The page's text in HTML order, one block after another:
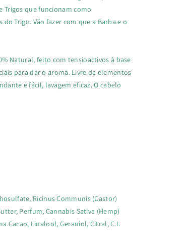
Trigos que funcionam como
Trigo. Vão fazer com que a Barba e o
Natural, feito com tensioactivos à base
para dar o aroma. Livre de elementos
e fácil, lavagem eficaz. O cabelo
Ricinus Communis (Castor)
Perfum, Cannabis Sativa (Hemp)
Cacao, Linalool, Geraniol, Citral, C.I.